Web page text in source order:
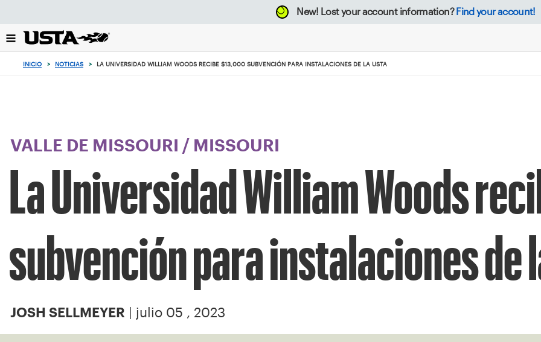
el
botón
New! Lost your account information? Find your account!
INICIO > NOTICIAS > LA UNIVERSIDAD WILLIAM WOODS RECIBE $13,000 SUBVENCIÓN PARA INSTALACIONES DE LA USTA
VALLE DE MISSOURI / MISSOURI
La Universidad William Woods
subvención para instalaciones de
JOSH SELLMEYER | julio 05 , 2023